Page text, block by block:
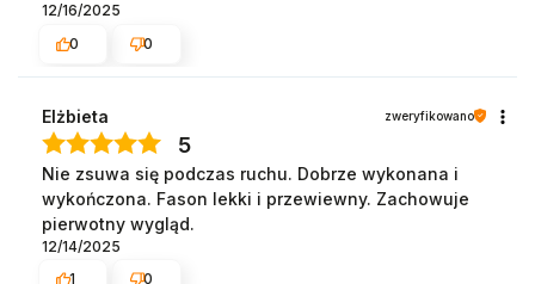
12/16/2025
0
0
Elżbieta zweryfikowano
5
Nie zsuwa się podczas ruchu. Dobrze wykonana i
wykończona. Fason lekki i przewiewny. Zachowuje
pierwotny wygląd.
12/14/2025
1
0